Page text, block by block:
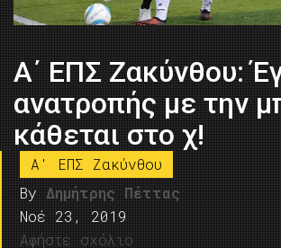
Α΄ ΕΠΣ Ζακύνθου:
ανατροπής με την
κάθεται στο χ!
A' ΕΠΣ Ζακύνθου
By Δημήτρης Πέττας
Νοέ 23, 2019
Αφήστε σχόλιο